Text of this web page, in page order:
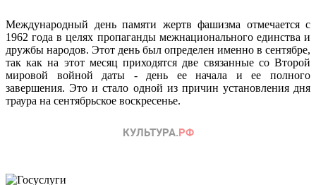
Международный день памяти жертв фашизма отмечается с
1962 года в целях пропаганды межнационального единства и
дружбы народов. Этот день был определен именно в сентябре,
так как на этот месяц приходятся две связанные со Второй
мировой войной даты - день ее начала и ее полного
завершения. Это и стало одной из причин установления дня
траура на сентябрьское воскресенье.